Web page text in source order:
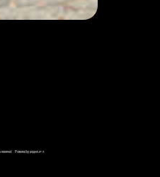
reserved · Powered bypepperUP ®